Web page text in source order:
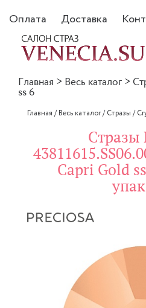
Оплата Доставка
Главная > Весь каталог >
ss 6
Главная /Весь каталог/Стразы /
Стразы
Capri Gold